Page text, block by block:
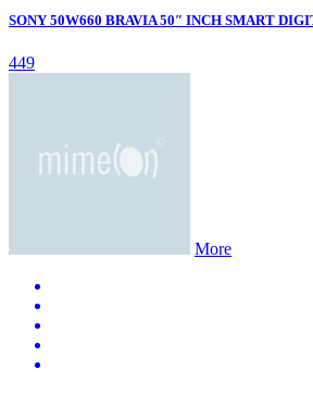
SONY 50W660 BRAVIA 50″ INCH SMART
449
More